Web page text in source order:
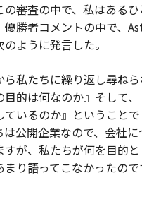
の審査の中で、私はある
優勝者コメントの中で、
ように発言した。
ら私たちに繰り返し尋ね
目的は何なのか』そして
ているのか』ということ
は公開企業なので、会社
すが、私たちが何を目的
り語ってこなかったので